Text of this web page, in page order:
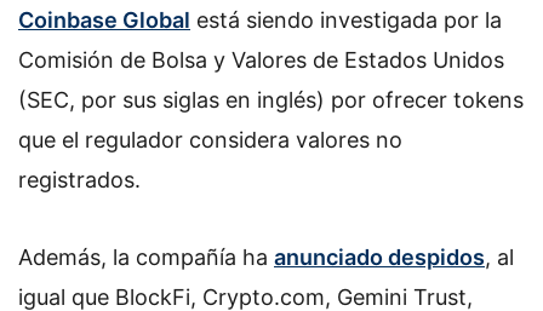
Coinbase Global está siendo investigada por la
Comisión de Bolsa y Valores de Estados Unidos
(SEC, por sus siglas en inglés) por ofrecer tokens
que el regulador considera valores no
registrados.
Además, la compañía ha anunciado despidos, al
igual que BlockFi, Crypto.com, Gemini Trust,